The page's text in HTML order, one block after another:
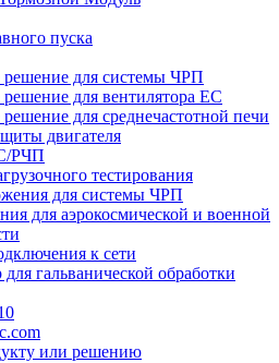
пуска
решение для системы ЧРП
для вентилятора EC
для среднечастотной печи
двигателя
РЧП
тестирования
для системы ЧРП
для аэрокосмической и военной
к сети
гальванической обработки
или решению